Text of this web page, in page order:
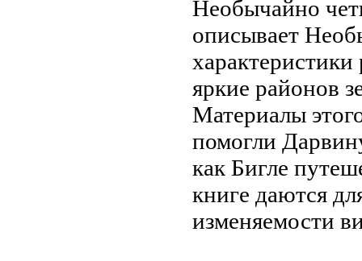
Необычайно
описывает
характеристики
яркие районов
Материалы
помогли
как Бигле
книге даются
изменяемости